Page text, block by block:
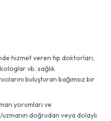
hizmet veren tıp doktorları,
vb. sağlık
buluşturan bağımsız bir
yorumları ve
doğrudan veya dolaylı